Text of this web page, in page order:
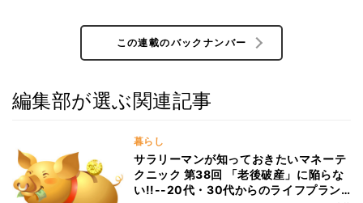
この連載のバックナンバー
編集部が選ぶ関連記事
暮らし
サラリーマンが知っておきたいマネーテ
クニック 第38回 「老後破産」に陥らな
い!!--20代・30代からのライフプラン